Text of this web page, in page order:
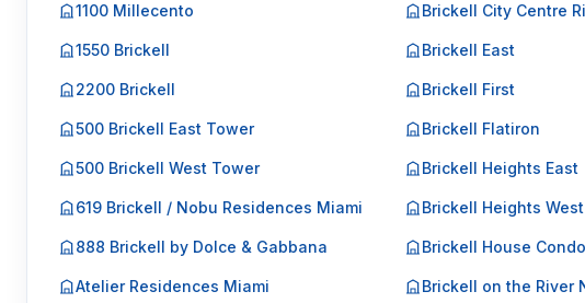
1100 Millecento
1550 Brickell
2200 Brickell
500 Brickell East Tower
500 Brickell West Tower
619 Brickell / Nobu Residences Miami
888 Brickell by Dolce & Gabbana
Atelier Residences Miami
Brickell City Centre
Brickell East
Brickell First
Brickell Flatiron
Brickell Heights East
Brickell Heights West
Brickell House Condo
Brickell on the River